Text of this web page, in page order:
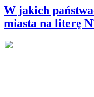
W jakich
miasta na literę